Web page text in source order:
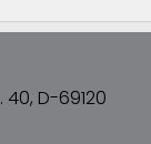
D-69120